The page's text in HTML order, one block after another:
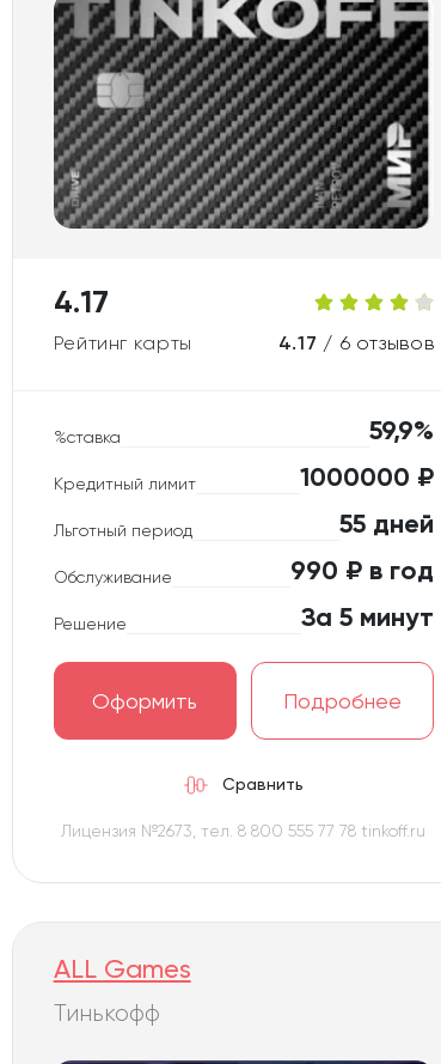
4.17
Рейтинг карты 4.17 / 6 отзывов
%ставка 59,9%
Кредитный лимит 1000000 ₽
Льготный период 55 дней
Обслуживание 990 ₽ в год
Решение За 5 минут
Оформить Подробнее
Сравнить
Лицензия №2673, тел. 8 800 555 77 78 tinkoff.ru
ALL Games
Тинькофф